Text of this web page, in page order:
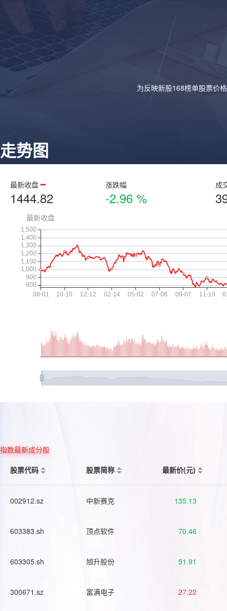
为反映新股168榜单股票价
走势图
最新收盘
1444.82
涨跌幅
-2.96 %
成
指数最新成分股
股票代码
股票简称 最新价(元)
002912.sz 中新赛克 135.13
603383.sh 顶点软件 70.46
603305.sh 旭升股份 51.91
300671.sz 富满电子 27.22